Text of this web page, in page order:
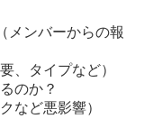
メンバーからの報
、タイプなど）
のか？
など悪影響）